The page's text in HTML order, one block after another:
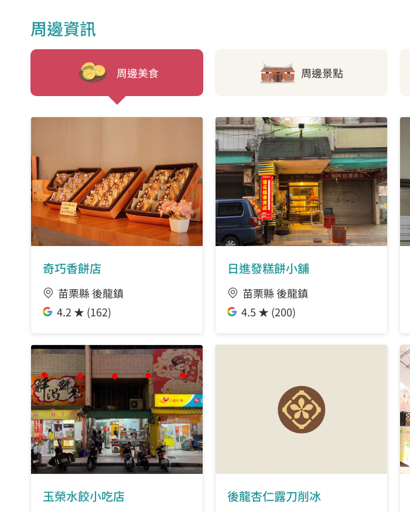
周邊資訊
周邊美食 周邊景點
奇巧香餅店
苗栗縣 後龍鎮
4.2 ★ (162)
日進發糕餅小舖
苗栗縣 後龍鎮
4.5 ★ (200)
玉榮水餃小吃店 後龍杏仁露刀削冰